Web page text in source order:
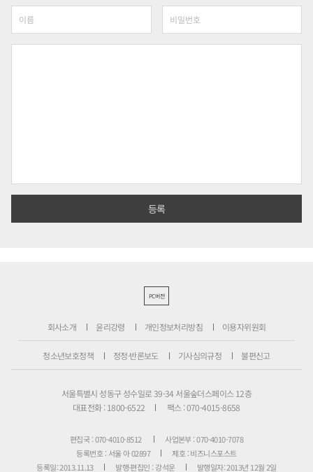
PC버전
회사소개 윤리강령 개인정보처리방침 이용자위원회
청소년보호정책 정정·반론보도 기사심의규정 불편신고
서울특별시 성동구 성수일로 39-34 서울숲더스페이스 12층
대표전화 : 1800-6522
팩스 : 070-4015-8658
편집국 : 070-4010-8512
사업본부 : 070-4010-7078
등록번호 : 서울 아 02897
제호 : 비즈니스포스트
등록일: 2013.11.13
발행·편집인 : 강석운 발행일자: 2013년 12월 2일